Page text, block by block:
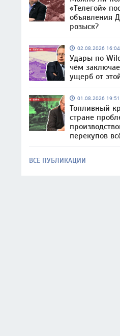
«Телегой»
объявления
розыск?
02.08.2026 16:04
Удары по
чём
ущерб от
01.08.2026 19:51
Топливный
стране
перекупов
ВСЕ ПУБЛИКАЦИИ